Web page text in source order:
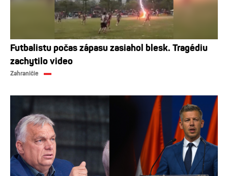
Futbalistu počas zápasu zasiahol blesk. Tragédiu
zachytilo video
Zahraničie